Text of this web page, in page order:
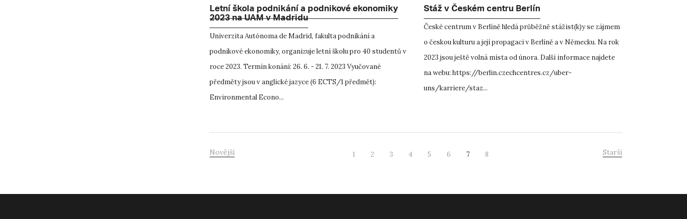
Letní škola podnikání a podnikové ekonomiky
2023 na UAM v Madridu
Univerzita Autónoma de Madrid, fakulta podnikání a
podnikové ekonomiky, organizuje letní školu pro 40 studentů v
roce 2023. Termín konání: 26. 6. - 21. 7. 2023 Vyučované
předměty jsou v anglické jazyce (6 ECTS/1 předmět):
Environmental Econo...
Stáž v Českém centru Berlín
České centrum v Berlíně hledá průběžně stážist(k)y se zájmem
o českou kulturu a její propagaci v Berlíně a v Německu. Na rok
2023 jsou ještě volná místa od února. Další informace najdete
na webu: https://berlin.czechcentres.cz/uber-
uns/karriere/staz...
Novější 1 2 3 4 5 6 7 8 Starší